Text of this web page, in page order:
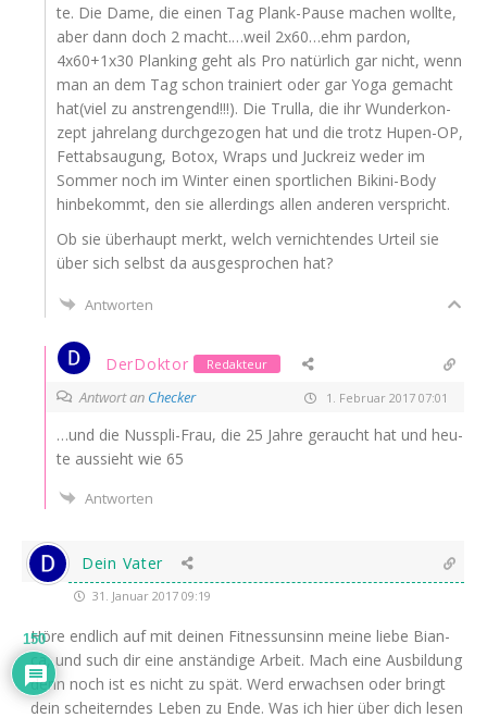
te. Die Dame, die einen Tag Plank-Pau­se machen woll­te,
aber dann doch 2 macht.…weil 2x60…ehm par­don,
4x60+1x30 Plan­king geht als Pro natür­lich gar nicht, wenn
man an dem Tag schon trai­niert oder gar Yoga gemacht
hat(viel zu anstren­gend!!!). Die Trul­la, die ihr Wun­der­kon­
zept jah­re­lang durch­ge­zo­gen hat und die trotz Hupen-OP,
Fett­ab­sau­gung, Botox, Wraps und Juck­reiz weder im
Som­mer noch im Win­ter einen sport­li­chen Biki­ni-Body
hin­be­kommt, den sie aller­dings allen ande­ren verspricht.
Ob sie über­haupt merkt, welch ver­nich­ten­des Urteil sie
über sich selbst da aus­ge­spro­chen hat?
Antworten
DerDoktor Redakteur
Antwort an Checker 1. Februar 2017 07:01
…und die Nus­spli-Frau, die 25 Jah­re geraucht hat und heu­
te aus­sieht wie 65
Antworten
Dein Vater
31. Januar 2017 09:19
Höre end­lich auf mit dei­nen Fit­ness­un­sinn mei­ne lie­be Bian­
ca, und such dir eine anstän­di­ge Arbeit. Mach eine Aus­bil­dung
denn noch ist es nicht zu spät. Werd erwach­sen oder bringt
dein schei­tern­des Leben zu Ende. Was ich hier über dich lesen
150